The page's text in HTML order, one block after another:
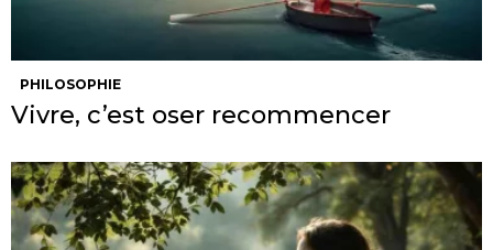
PHILOSOPHIE
Vivre, c’est oser recommencer